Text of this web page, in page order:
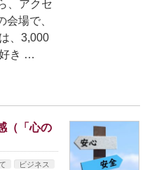
、アクセ
会場で、
、3,000
き …
（「心の
ビジネス